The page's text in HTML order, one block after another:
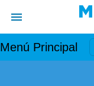
Menú Principal